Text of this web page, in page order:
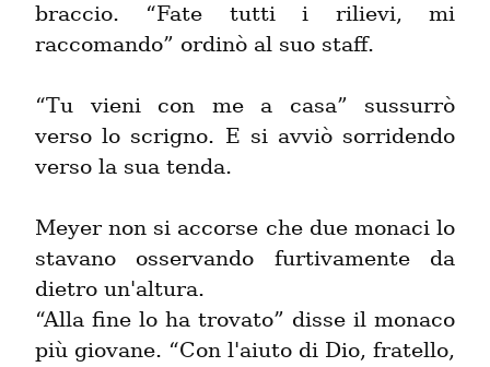
braccio. “Fate tutti i rilievi, mi
raccomando” ordinò al suo staff.
“Tu vieni con me a casa” sussurrò
verso lo scrigno. E si avviò sorridendo
verso la sua tenda.
Meyer non si accorse che due monaci lo
stavano osservando furtivamente da
dietro un'altura.
“Alla fine lo ha trovato” disse il monaco
più giovane. “Con l'aiuto di Dio, fratello,